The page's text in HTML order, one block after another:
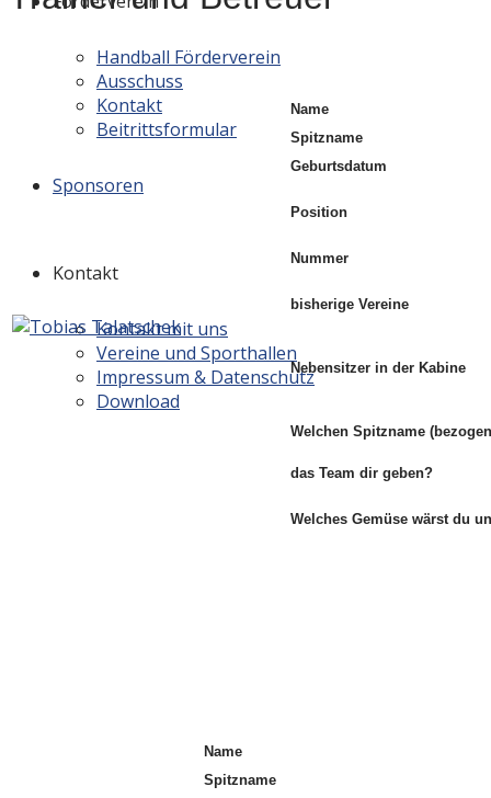
Handball Förderverein
Ausschuss
Kontakt
Beitrittsformular
Sponsoren
Kontakt
Kontakt mit uns
Vereine und Sporthallen
Impressum & Datenschutz
Download
Name
Spitzname
Geburtsdatum
Position
Nummer
bisherige Vereine
Nebensitzer in der Kabine
Welchen Spitzname
das Team dir geben?
Welches Gemüse wärst du
Name
Spitzname